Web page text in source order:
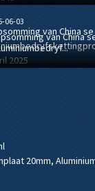
06-03
van China
20mm,